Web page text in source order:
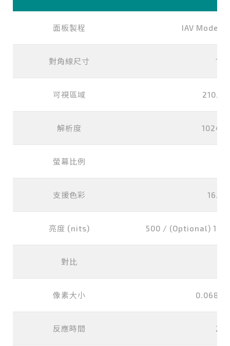
面板製程 IAV Mode,
對角線尺寸
可視區域
解析度
螢幕比例
支援色彩
亮度 (nits) 500 / (Optional)
對比
像素大小
反應時間 25